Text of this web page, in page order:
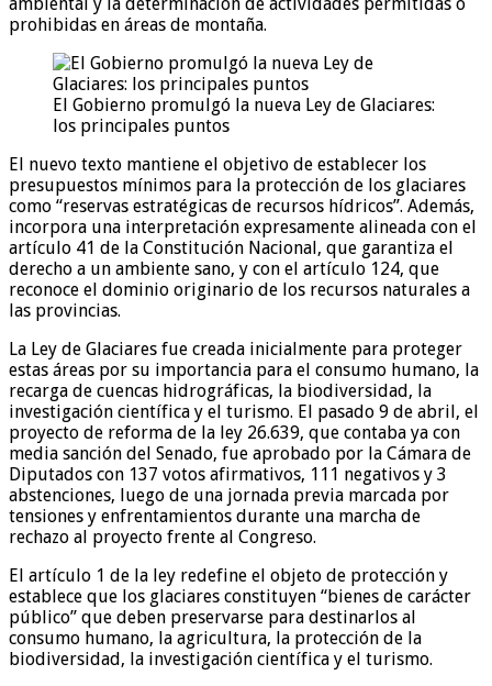
prohibidas en áreas de montaña.
El Gobierno promulgó la nueva Ley de Glaciares:
los principales puntos
El nuevo texto mantiene el objetivo de establecer los
presupuestos mínimos para la protección de los glaciares
como “reservas estratégicas de recursos hídricos”. Además,
incorpora una interpretación expresamente alineada con el
artículo 41 de la Constitución Nacional, que garantiza el
derecho a un ambiente sano, y con el artículo 124, que
reconoce el dominio originario de los recursos naturales a
las provincias.
La Ley de Glaciares fue creada inicialmente para proteger
estas áreas por su importancia para el consumo humano, la
recarga de cuencas hidrográficas, la biodiversidad, la
investigación científica y el turismo. El pasado 9 de abril, el
proyecto de reforma de la ley 26.639, que contaba ya con
media sanción del Senado, fue aprobado por la Cámara de
Diputados con 137 votos afirmativos, 111 negativos y 3
abstenciones, luego de una jornada previa marcada por
tensiones y enfrentamientos durante una marcha de
rechazo al proyecto frente al Congreso.
El artículo 1 de la ley redefine el objeto de protección y
establece que los glaciares constituyen “bienes de carácter
público” que deben preservarse para destinarlos al
consumo humano, la agricultura, la protección de la
biodiversidad, la investigación científica y el turismo.